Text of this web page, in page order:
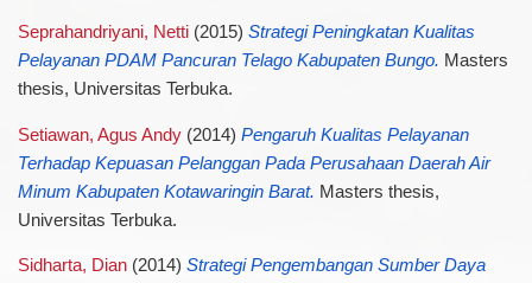
Seprahandriyani, Netti(2015) Strategi Peningkatan Kualitas
Pelayanan PDAM Pancuran Telago Kabupaten Bungo. Masters
thesis, Universitas Terbuka.
Setiawan, Agus Andy(2014) Pengaruh Kualitas Pelayanan
Terhadap Kepuasan Pelanggan Pada Perusahaan Daerah Air
Minum Kabupaten Kotawaringin Barat. Masters thesis,
Universitas Terbuka.
Sidharta, Dian(2014) Strategi Pengembangan Sumber Daya